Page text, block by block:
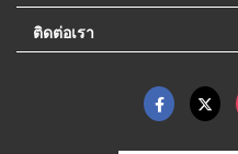
ติดต่อเรา